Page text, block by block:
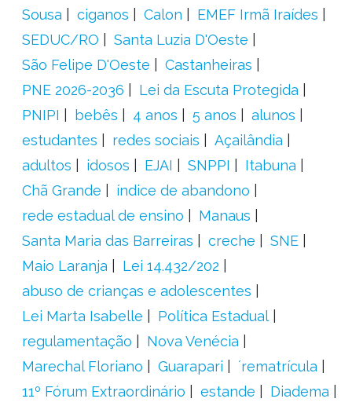
Sousa
ciganos Calon
EMEF Irmã Iraídes
SEDUC/RO
Santa Luzia D'Oeste
São Felipe D'Oeste
Castanheiras
PNE 2026-2036
Lei da Escuta Protegida
PNIPI
bebês 4 anos 5 anos
alunos
estudantes
redes sociais
Açailândia
adultos
idosos EJAI SNPPI
Itabuna
Chã Grande
índice de abandono
rede estadual de ensino
Manaus
Santa Maria das Barreiras
creche
SNE
Maio Laranja
Lei 14.432/202
abuso de crianças e adolescentes
Lei Marta Isabelle
Política Estadual
regulamentação
Nova Venécia
Marechal Floriano
Guarapari
´rematrícula
11º Fórum Extraordinário
estande
Diadema